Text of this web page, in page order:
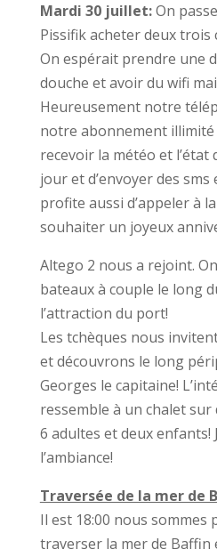
Mardi 30 juillet:On
Pissifik acheter deux trois
On espérait prendre une
douche et avoir du wifi
Heureusement notre
notre abonnement
recevoir la météo et l’état
jour et d’envoyer des sms
profite aussi d’appeler à
souhaiter un joyeux
Altego 2 nous a rejoint.
bateaux à couple le long
l’attraction du port!
Les tchèques nous
et découvrons le long
Georges le capitaine!
ressemble à un chalet
6 adultes et deux enfants!
l’ambiance!
Traversée de la mer de
Il est 18:00 nous sommes
traverser la mer de Baffin